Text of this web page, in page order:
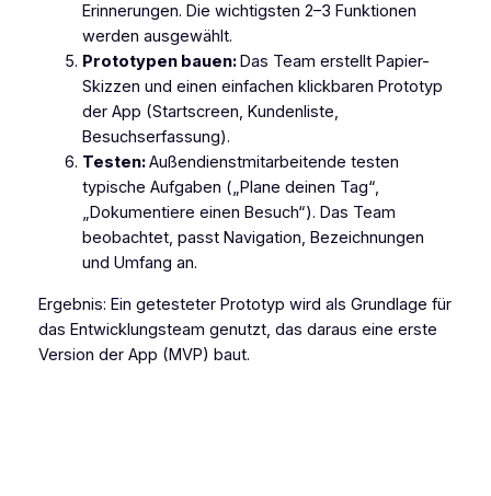
Erinnerungen. Die wichtigsten 2–3 Funktionen
werden ausgewählt.
Prototypen bauen:Das Team erstellt Papier-
Skizzen und einen einfachen klickbaren Prototyp
der App (Startscreen, Kundenliste,
Besuchserfassung).
Testen:Außendienstmitarbeitende testen
typische Aufgaben („Plane deinen Tag“,
„Dokumentiere einen Besuch“). Das Team
beobachtet, passt Navigation, Bezeichnungen
und Umfang an.
Ergebnis: Ein getesteter Prototyp wird als Grundlage für
das Entwicklungsteam genutzt, das daraus eine erste
Version der App (MVP) baut.